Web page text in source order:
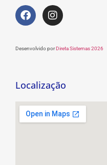
Desenvolvido porDireta Sistemas 2026
Localização